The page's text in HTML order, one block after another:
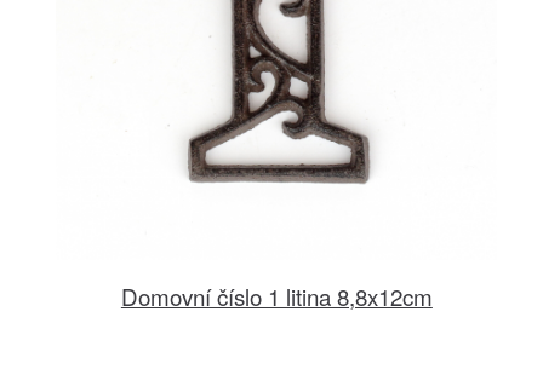
Domovní číslo 1 litina 8,8x12cm